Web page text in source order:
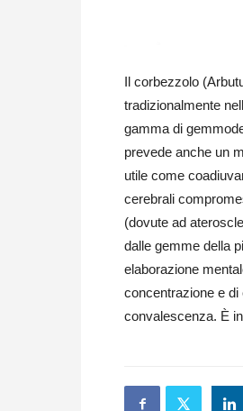
Il corbezzolo
tradizionalmente
gamma di
prevede anche un
utile come
cerebrali
(dovute ad
dalle gemme della
elaborazione
concentrazione e
convalescenza. È